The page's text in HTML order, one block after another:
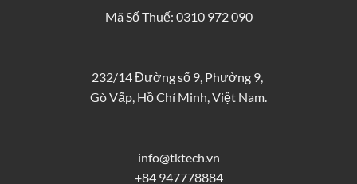
Mã Số Thuế: 0310 972 090
232/14 Đường số 9, Phường 9,
Gò Vấp, Hồ Chí Minh, Việt Nam.
info@tktech.vn
+84 947778884